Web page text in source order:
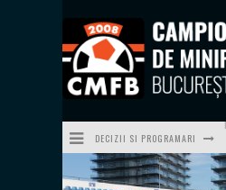
DECIZII SI PROGRAMARI